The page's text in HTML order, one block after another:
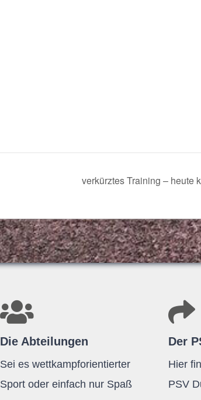
ver­kürz­tes Trai­ning – heute
Die Abteilungen
Sei es wettkampforientierter
Sport oder einfach nur Spaß
Der
Hier
PSV